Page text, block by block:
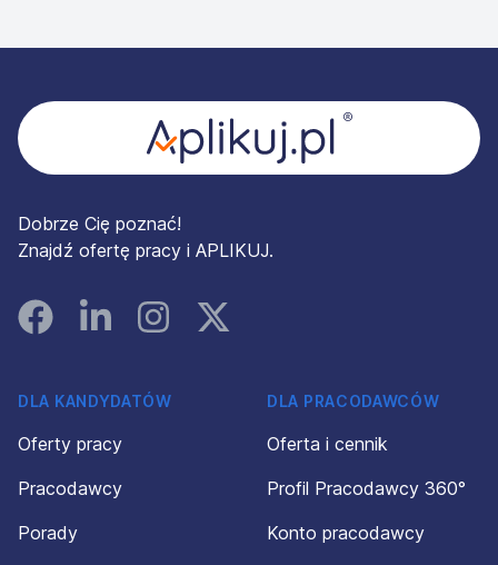
Dobrze Cię poznać!
Znajdź ofertę pracy i APLIKUJ.
FacebookLinked InInstagramInstagram
DLA KANDYDATÓW
Oferty pracy
Pracodawcy
Porady
DLA PRACODAWCÓW
Oferta i cennik
Profil Pracodawcy 360°
Konto pracodawcy